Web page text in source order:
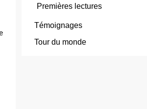
Premières lectures
Témoignages
Tour du monde